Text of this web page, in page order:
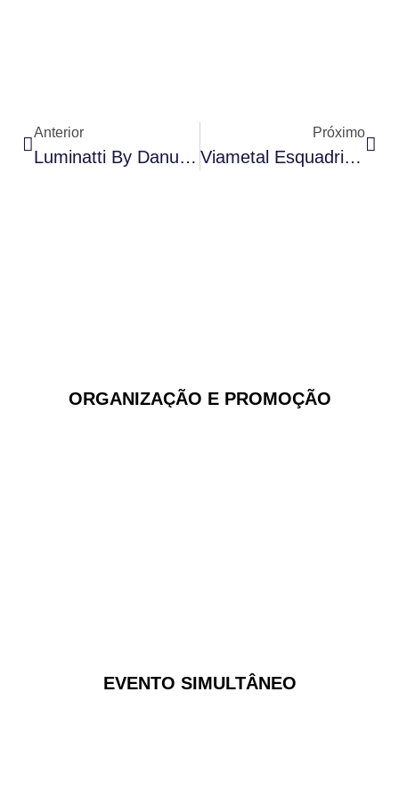
Anterior
Luminatti By Danuri: Portfólio Completo E Elegante
Próximo
Viametal Esquadrias: Design Customizado E Conforto Em Projetos De Alto Padrão
ORGANIZAÇÃO E PROMOÇÃO
EVENTO SIMULTÂNEO